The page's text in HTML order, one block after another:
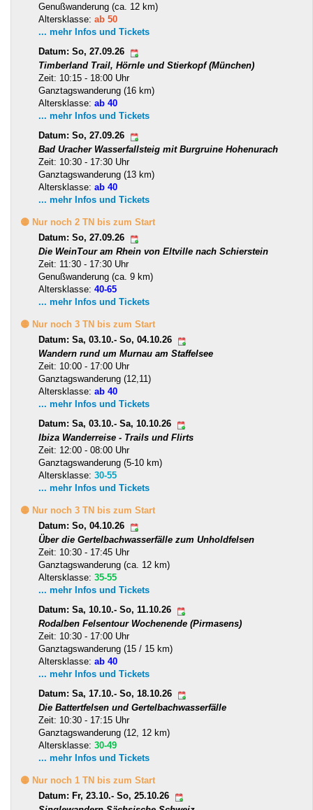
Genußwanderung (ca. 12 km)
Altersklasse: ab 50
... mehr Infos und Tickets
Datum: So, 27.09.26
Timberland Trail, Hörnle und Stierkopf (München)
Zeit: 10:15 - 18:00 Uhr
Ganztagswanderung (16 km)
Altersklasse: ab 40
... mehr Infos und Tickets
Datum: So, 27.09.26
Bad Uracher Wasserfallsteig mit Burgruine Hohenurach
Zeit: 10:30 - 17:30 Uhr
Ganztagswanderung (13 km)
Altersklasse: ab 40
... mehr Infos und Tickets
🟡 Nur noch 2 TN bis zum Start
Datum: So, 27.09.26
Die WeinTour am Rhein von Eltville nach Schierstein
Zeit: 11:30 - 17:30 Uhr
Genußwanderung (ca. 9 km)
Altersklasse: 40-65
... mehr Infos und Tickets
🟡 Nur noch 3 TN bis zum Start
Datum: Sa, 03.10.- So, 04.10.26
Wandern rund um Murnau am Staffelsee
Zeit: 10:00 - 17:00 Uhr
Ganztagswanderung (12,11)
Altersklasse: ab 40
... mehr Infos und Tickets
Datum: Sa, 03.10.- Sa, 10.10.26
Ibiza Wanderreise - Trails und Flirts
Zeit: 12:00 - 08:00 Uhr
Ganztagswanderung (5-10 km)
Altersklasse: 30-55
... mehr Infos und Tickets
🟡 Nur noch 3 TN bis zum Start
Datum: So, 04.10.26
Über die Gertelbachwasserfälle zum Unholdfelsen
Zeit: 10:30 - 17:45 Uhr
Ganztagswanderung (ca. 12 km)
Altersklasse: 35-55
... mehr Infos und Tickets
Datum: Sa, 10.10.- So, 11.10.26
Rodalben Felsentour Wochenende (Pirmasens)
Zeit: 10:30 - 17:00 Uhr
Ganztagswanderung (15 / 15 km)
Altersklasse: ab 40
... mehr Infos und Tickets
Datum: Sa, 17.10.- So, 18.10.26
Die Battertfelsen und Gertelbachwasserfälle
Zeit: 10:30 - 17:15 Uhr
Ganztagswanderung (12, 12 km)
Altersklasse: 30-49
... mehr Infos und Tickets
🟡 Nur noch 1 TN bis zum Start
Datum: Fr, 23.10.- So, 25.10.26